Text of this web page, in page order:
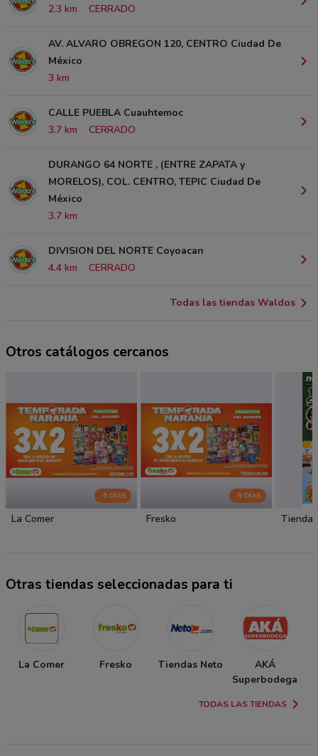
2.3 km CERRADO
AV. ALVARO OBREGON 120, CENTRO Ciudad De
México
3 km
CALLE PUEBLA Cuauhtemoc
3.7 km
CERRADO
DURANGO 64 NORTE , (ENTRE ZAPATA y
MORELOS), COL. CENTRO, TEPIC Ciudad De
México
3.7 km
DIVISION DEL NORTE Coyoacan
4.4 km
CERRADO
Todas las tiendas Waldos
Otros catálogos cercanos
-5 DÍAS
La Comer
-5 DÍAS
Fresko
Otras tiendas seleccionadas para ti
La Comer Fresko Tiendas Neto
AKÁ
Superbodega
TODAS LAS TIENDAS